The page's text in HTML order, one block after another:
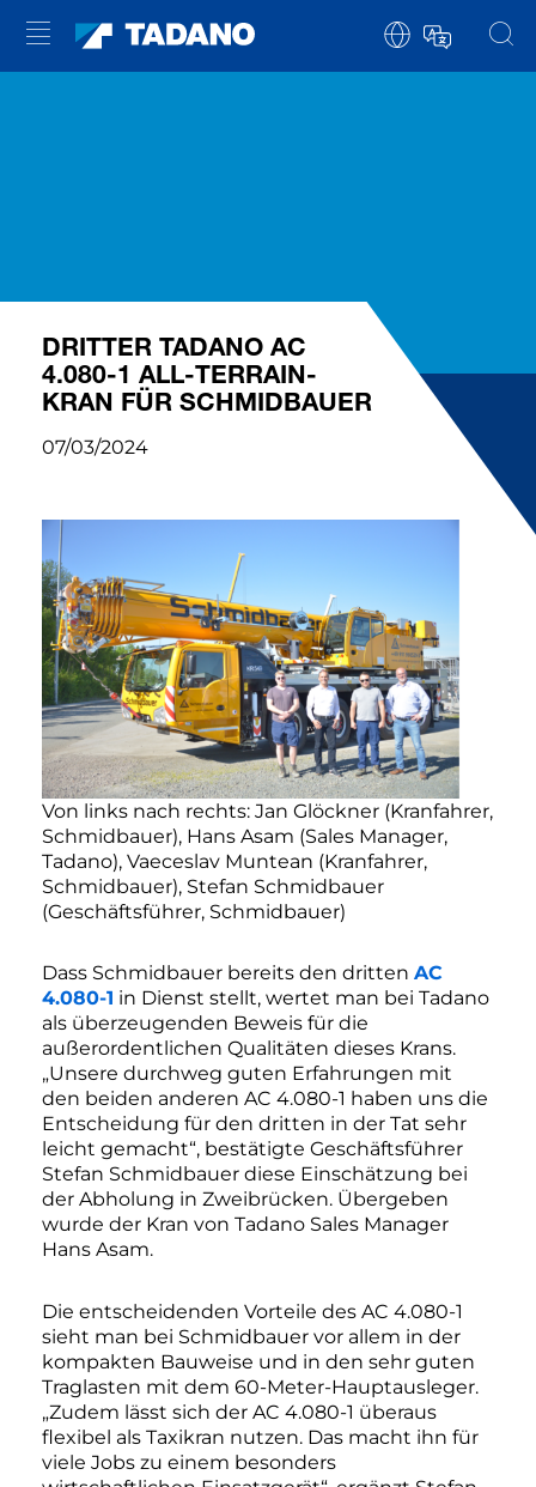
DRITTER TADANO AC
4.080-1 ALL-TERRAIN-
KRAN FÜR SCHMIDBAUER
07/03/2024
Von links nach rechts: Jan Glöckner (Kranfahrer,
Schmidbauer), Hans Asam (Sales Manager,
Tadano), Vaeceslav Muntean (Kranfahrer,
Schmidbauer), Stefan Schmidbauer
(Geschäftsführer, Schmidbauer)
Dass Schmidbauer bereits den dritten AC
4.080-1 in Dienst stellt, wertet man bei Tadano
als überzeugenden Beweis für die
außerordentlichen Qualitäten dieses Krans.
„Unsere durchweg guten Erfahrungen mit
den beiden anderen AC 4.080-1 haben uns die
Entscheidung für den dritten in der Tat sehr
leicht gemacht“, bestätigte Geschäftsführer
Stefan Schmidbauer diese Einschätzung bei
der Abholung in Zweibrücken. Übergeben
wurde der Kran von Tadano Sales Manager
Hans Asam.
Die entscheidenden Vorteile des AC 4.080-1
sieht man bei Schmidbauer vor allem in der
kompakten Bauweise und in den sehr guten
Traglasten mit dem 60-Meter-Hauptausleger.
„Zudem lässt sich der AC 4.080-1 überaus
flexibel als Taxikran nutzen. Das macht ihn für
viele Jobs zu einem besonders